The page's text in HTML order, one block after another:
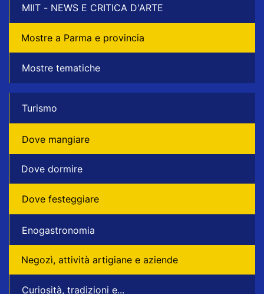
MIIT - NEWS E CRITICA D'ARTE
Mostre a Parma e provincia
Mostre tematiche
Turismo
Dove mangiare
Dove dormire
Dove festeggiare
Enogastronomia
Negozì, attività artigiane e aziende
Curiosità, tradizioni e...